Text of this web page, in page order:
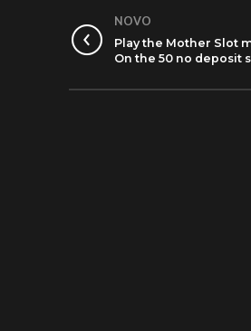
NOVO
Play the Mother Slot
On the 50 no deposit